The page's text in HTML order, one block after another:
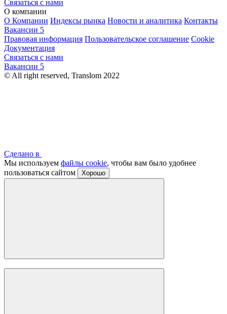
Связаться с нами
О компании
О Компании Индексы рынка Новости и аналитика Контакты
Вакансии 5
Правовая информация Пользовательское соглашение Cookie
Документация
Связаться с нами
Вакансии 5
© All right reserved, Translom 2022
Сделано в
Мы используем файлы cookie, чтобы вам было удобнее
пользоваться сайтом
Хорошо